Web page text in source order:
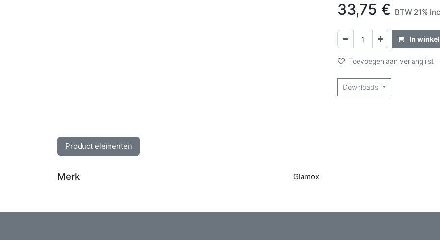
33,75 € BTW 21%
In
Toevoegen aan verlanglijst
Downloads
Product elementen
Merk Glamox